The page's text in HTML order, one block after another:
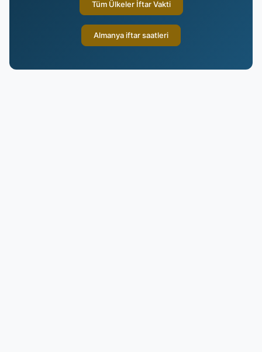
Tüm Ülkeler İftar Vakti
Almanya iftar saatleri